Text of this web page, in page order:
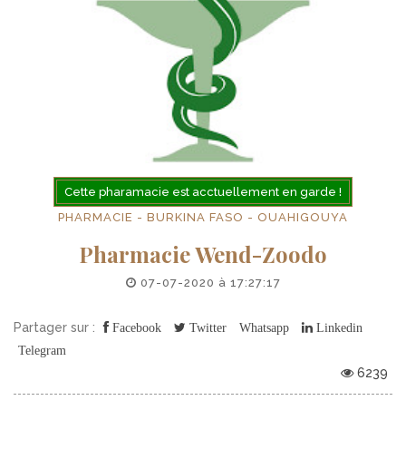
Cette pharamacie est acctuellement en garde !
PHARMACIE - BURKINA FASO - OUAHIGOUYA
Pharmacie Wend-Zoodo
07-07-2020 à 17:27:17
Partager sur : Facebook Twitter Whatsapp
Linkedin
Telegram
6239